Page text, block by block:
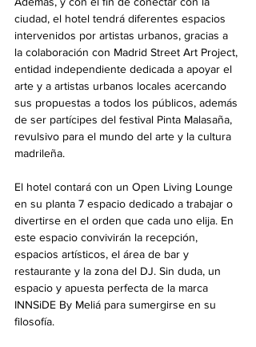
ciudad, el hotel tendrá diferentes espacios
intervenidos por artistas urbanos, gracias a
la colaboración con Madrid Street Art Project,
entidad independiente dedicada a apoyar el
arte y a artistas urbanos locales acercando
sus propuestas a todos los públicos, además
de ser partícipes del festival Pinta Malasaña,
revulsivo para el mundo del arte y la cultura
madrileña.
El hotel contará con un Open Living Lounge
en su planta 7 espacio dedicado a trabajar o
divertirse en el orden que cada uno elija. En
este espacio convivirán la recepción,
espacios artísticos, el área de bar y
restaurante y la zona del DJ. Sin duda, un
espacio y apuesta perfecta de la marca
INNSiDE By Meliá para sumergirse en su
filosofía.